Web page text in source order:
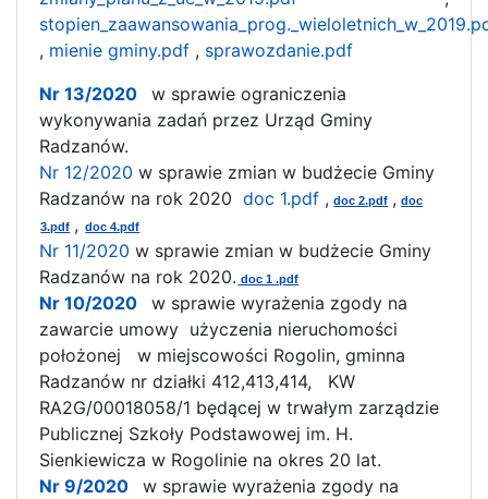
, mienie gminy.pdf , sprawozdanie.pdf
Nr 13/2020
w sprawie ograniczenia
wykonywania zadań przez Urząd Gminy
Radzanów.
Nr 12/2020 w sprawie zmian w budżecie Gminy
Radzanów na rok 2020 doc 1.pdf , doc 2.pdf, doc
3.pdf, doc 4.pdf
Nr 11/2020 w sprawie zmian w budżecie Gminy
Radzanów na rok 2020. doc 1 .pdf
Nr 10/2020
w sprawie wyrażenia zgody na
zawarcie umowy użyczenia nieruchomości
położonej w miejscowości Rogolin, gminna
Radzanów nr działki 412,413,414, KW
RA2G/00018058/1 będącej w trwałym zarządzie
Publicznej Szkoły Podstawowej im. H.
Sienkiewicza w Rogolinie na okres 20 lat.
Nr 9/2020
w sprawie wyrażenia zgody na